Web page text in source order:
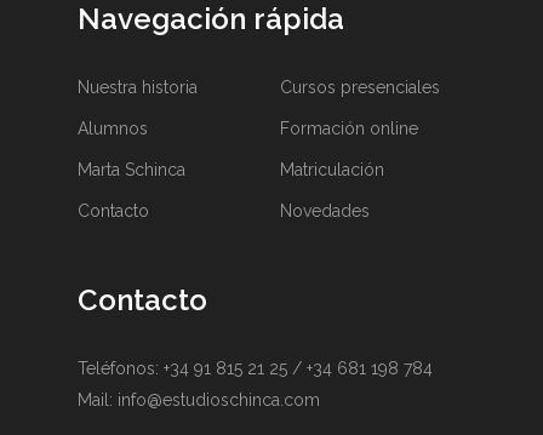
Navegación rápida
Nuestra historia
Alumnos
Marta Schinca
Contacto
Cursos presenciales
Formación online
Matriculación
Novedades
Contacto
Teléfonos: +34 91 815 21 25 / +34 681 198 784
Mail: info@estudioschinca.com